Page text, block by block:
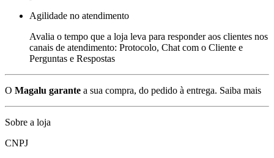
Agilidade no atendimento
Avalia o tempo que a loja leva para responder aos clientes nos
canais de atendimento: Protocolo, Chat com o Cliente e
Perguntas e Respostas
O Magalu garante a sua compra, do pedido à entrega. Saiba mais
Sobre a loja
CNPJ